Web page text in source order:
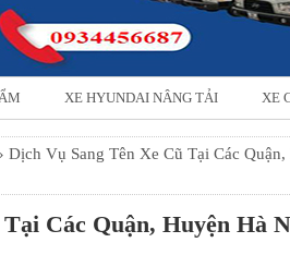
XE HYUNDAI NÂNG TẢI XE
Dịch Vụ Sang Tên Xe Cũ Tại Các
Các Quận, Huyện Hà